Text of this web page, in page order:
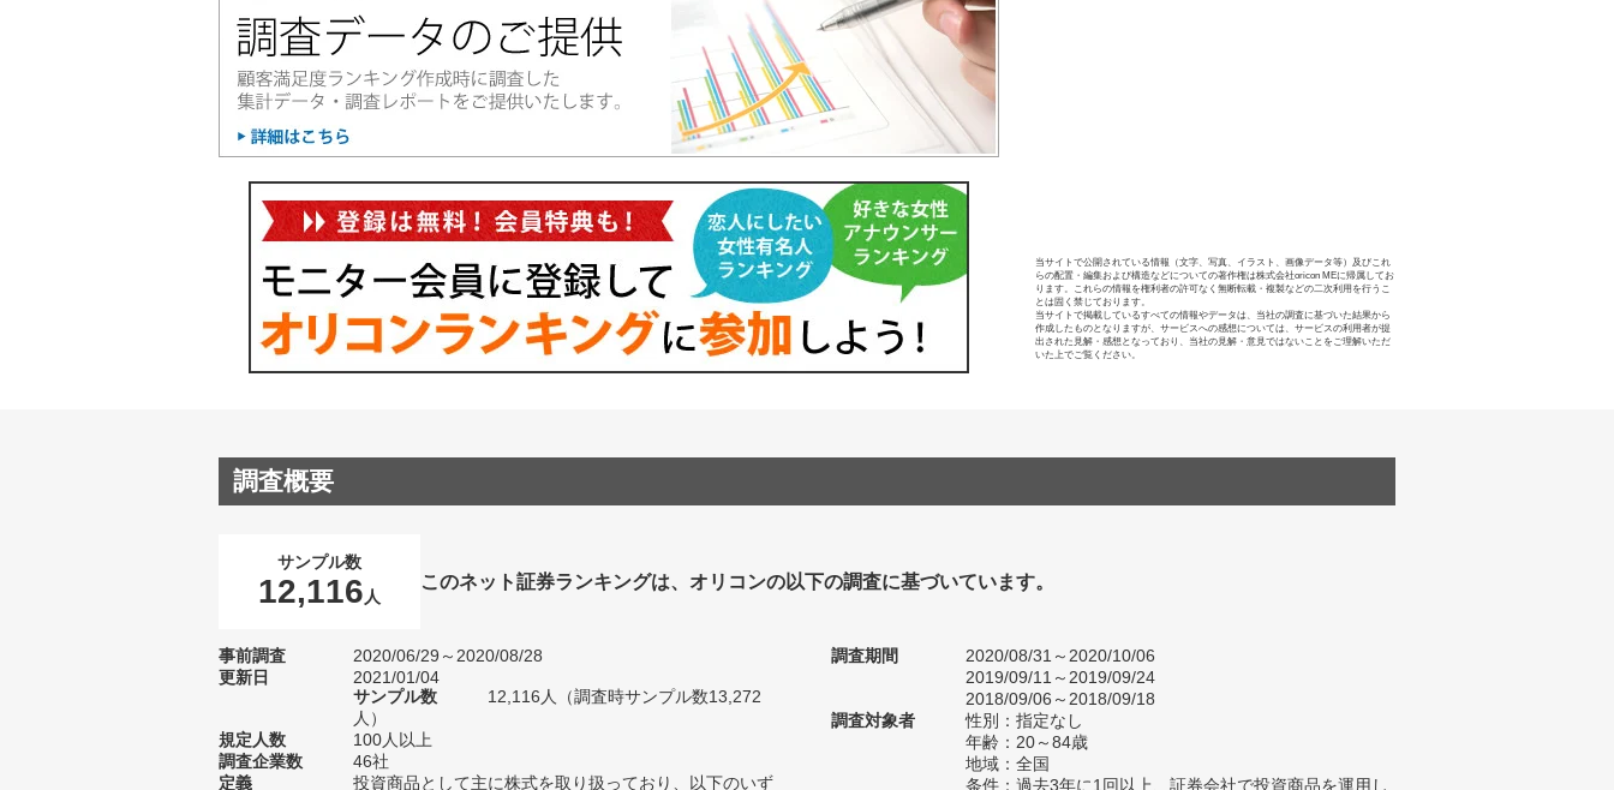
当サイトで公開されている情報（文字、写真、イラスト、画像データ等）及びこれ
らの配置・編集および構造などについての著作権は株式会社oricon MEに帰属してお
ります。これらの情報を権利者の許可なく無断転載・複製などの二次利用を行うこ
とは固く禁じております。
当サイトで掲載しているすべての情報やデータは、当社の調査に基づいた結果から
作成したものとなりますが、サービスへの感想については、サービスの利用者が提
出された見解・感想となっており、当社の見解・意見ではないことをご理解いただ
いた上でご覧ください。
調査概要
サンプル数
12,116 人
このネット証券ランキングは、オリコンの以下の調査に基づいています。
事前調査
2020/06/29～2020/08/28
更新日
2021/01/04
サンプル数
12,116人（調査時サンプル数13,272
人）
規定人数
100人以上
調査企業数
46社
定義
投資商品として主に株式を取り扱っており、以下のいず
調査期間
2020/08/31～2020/10/06
2019/09/11～2019/09/24
2018/09/06～2018/09/18
調査対象者
性別：指定なし
年齢：20～84歳
地域：全国
条件：過去3年に1回以上、証券会社で投資商品を運用し